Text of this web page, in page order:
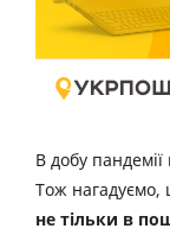
В добу
Тож нагадуємо,
не тільки в